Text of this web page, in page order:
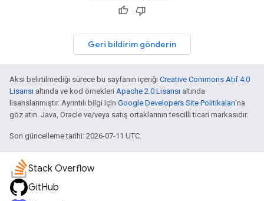
Geri bildirim gönderin
Aksi belirtilmediği sürece bu sayfanın içeriği Creative Commons Atıf 4.0
Lisansı altında ve kod örnekleri Apache 2.0 Lisansı altında
lisanslanmıştır. Ayrıntılı bilgi için Google Developers Site Politikaları'na
göz atın. Java, Oracle ve/veya satış ortaklarının tescilli ticari markasıdır.
Son güncelleme tarihi: 2026-07-11 UTC.
Stack Overflow
GitHub